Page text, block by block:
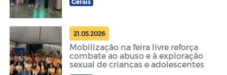
Gerais
21.05.2026
Mobilização na feira livre reforça
combate ao abuso e à exploração
sexual de crianças e adolescentes